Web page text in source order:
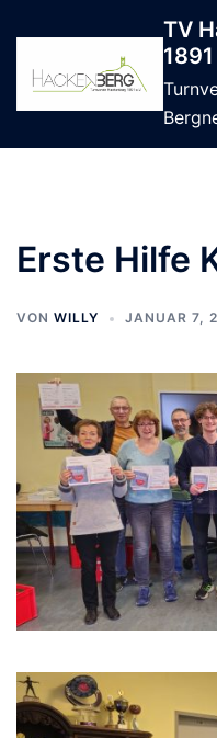
Inhalt
springen
TV
Erste Hilfe
VON WILLY JANUAR 7,